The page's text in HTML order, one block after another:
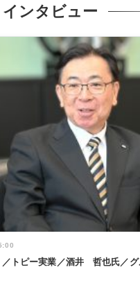
ンタビュー
／トピー実業／酒井 哲也氏／グ